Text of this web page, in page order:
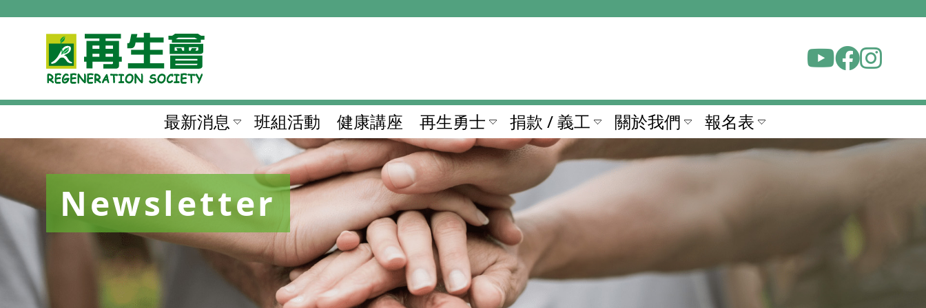
最新消息 班組活動 健康講座 再生勇士 捐款 / 義工 關於我們 報名表
Newsletter